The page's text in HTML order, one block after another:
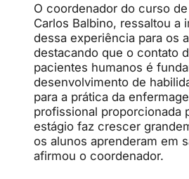
O coordenador do curso
Carlos Balbino, ressaltou a
dessa experiência para os
destacando que o contato
pacientes humanos é
desenvolvimento de
para a prática da
profissional proporcionada
estágio faz crescer
os alunos aprenderam em
afirmou o coordenador.